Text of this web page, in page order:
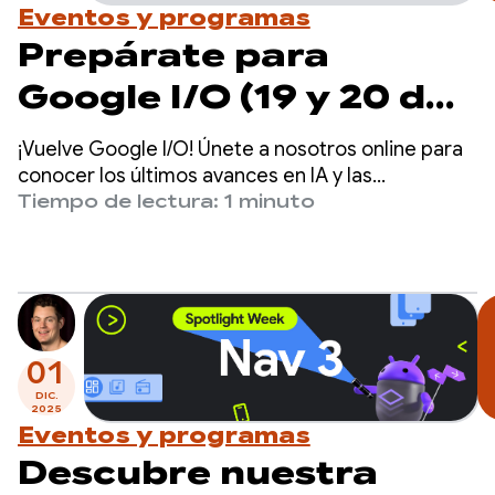
Eventos y programas
Prepárate para
Google I/O (19 y 20 de
mayo)
¡Vuelve Google I/O! Únete a nosotros online para
conocer los últimos avances en IA y las
novedades de los productos de la empresa,
Tiempo de lectura: 1 minuto
01
DIC.
2025
Eventos y programas
Descubre nuestra